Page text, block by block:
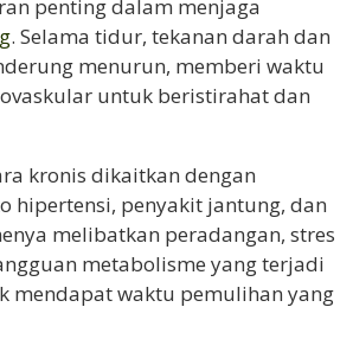
penting dalam menjaga
. Selama tidur, tekanan darah dan
menurun, memberi waktu
untuk beristirahat dan
kronis dikaitkan dengan
hipertensi, penyakit jantung, dan
melibatkan peradangan, stres
metabolisme yang terjadi
mendapat waktu pemulihan yang